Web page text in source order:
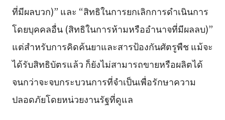
ที่มีผลบวก)” และ “สิทธิในการยกเลิกการดำเนินการ
โดยบุคคลอื่น (สิทธิในการห้ามหรืออำนาจที่มีผลลบ)”
แต่สำหรับการคิดค้นยาและสารป้องกันศัตรูพืช แม้จะ
ได้รับสิทธิบัตรแล้ว ก็ยังไม่สามารถขายหรือผลิตได้
จนกว่าจะจบกระบวนการที่จำเป็นเพื่อรักษาความ
ปลอดภัยโดยหน่วยงานรัฐที่ดูแล